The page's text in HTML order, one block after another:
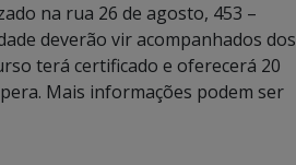
na rua 26 de agosto, 453 –
deverão vir acompanhados dos
terá certificado e oferecerá 20
Mais informações podem ser